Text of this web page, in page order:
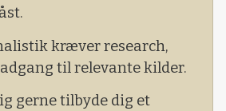
kræver research,
til relevante kilder.
gerne tilbyde dig et